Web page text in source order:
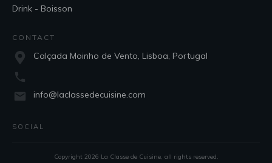
Drink - Boisson
CONTACT
Calçada Moinho de Vento, Lisboa, Portugal
info@laclassedecuisine.com
SOCIAL
Copyright 2026 La Classe de Cuisine, all rights reserved.